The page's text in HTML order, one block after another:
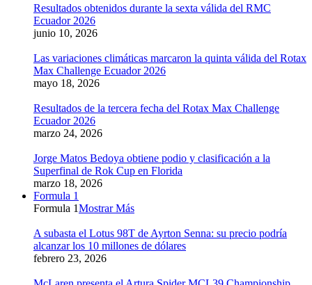
Resultados obtenidos durante la sexta válida del RMC
Ecuador 2026
junio 10, 2026
Las variaciones climáticas marcaron la quinta válida del Rotax
Max Challenge Ecuador 2026
mayo 18, 2026
Resultados de la tercera fecha del Rotax Max Challenge
Ecuador 2026
marzo 24, 2026
Jorge Matos Bedoya obtiene podio y clasificación a la
Superfinal de Rok Cup en Florida
marzo 18, 2026
Formula 1
Formula 1Mostrar Más
A subasta el Lotus 98T de Ayrton Senna: su precio podría
alcanzar los 10 millones de dólares
febrero 23, 2026